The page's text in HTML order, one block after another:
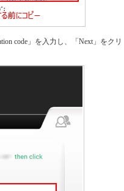
code」を入力し、「Next」をクリ